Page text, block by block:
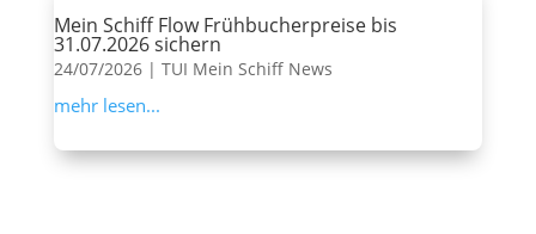
Mein Schiff Flow Frühbucherpreise bis
31.07.2026 sichern
24/07/2026| TUI Mein Schiff News
mehr lesen...